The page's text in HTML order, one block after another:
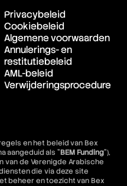
Privacybeleid
Cookiebeleid
Algemene voorwaarden
Annulerings- en
restitutiebeleid
AML-beleid
Verwijderingsprocedure
en het beleid van Bex
aangeduid als "BEM Funding"),
de Verenigde Arabische
die via deze site
beheer en toezicht van Bex